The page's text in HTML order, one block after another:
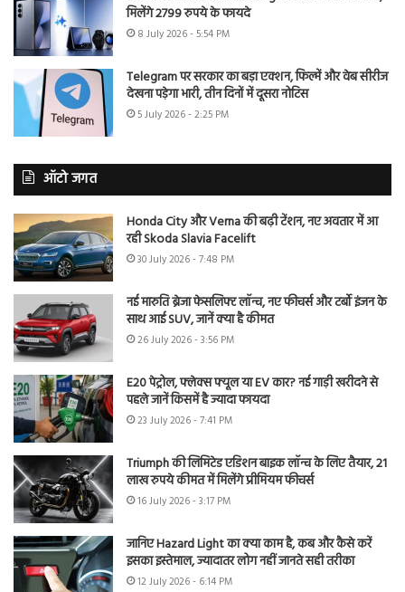
मिलेंगे 2799 रुपये के फायदे
8 July 2026 - 5:54 PM
Telegram पर सरकार का बड़ा एक्शन, फिल्में और वेब सीरीज
देखना पड़ेगा भारी, तीन दिनों में दूसरा नोटिस
5 July 2026 - 2:25 PM
ऑटो जगत
Honda City और Verna की बढ़ी टेंशन, नए अवतार में आ
रही Skoda Slavia Facelift
30 July 2026 - 7:48 PM
नई मारुति ब्रेजा फेसलिफ्ट लॉन्च, नए फीचर्स और टर्बो इंजन के
साथ आई SUV, जानें क्या है कीमत
26 July 2026 - 3:56 PM
E20 पेट्रोल, फ्लेक्स फ्यूल या EV कार? नई गाड़ी खरीदने से
पहले जानें किसमें है ज्यादा फायदा
23 July 2026 - 7:41 PM
Triumph की लिमिटेड एडिशन बाइक लॉन्च के लिए तैयार, 21
लाख रुपये कीमत में मिलेंगे प्रीमियम फीचर्स
16 July 2026 - 3:17 PM
जानिए Hazard Light का क्या काम है, कब और कैसे करें
इसका इस्तेमाल, ज्यादातर लोग नहीं जानते सही तरीका
12 July 2026 - 6:14 PM